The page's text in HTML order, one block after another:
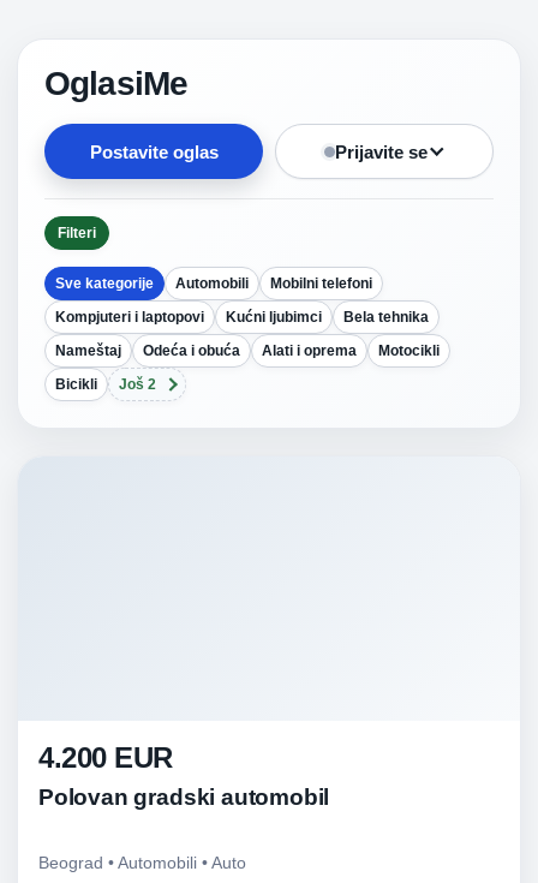
OglasiMe
Postavite oglas Prijavite se
Filteri
Sve kategorije Automobili
Mobilni telefoni
Kompjuteri i laptopovi
Kućni ljubimci
Bela tehnika
Nameštaj
Odeća i obuća Alati i oprema
Motocikli
Bicikli
Još 2
4.200 EUR
Polovan gradski automobil
Beograd • Automobili • Auto